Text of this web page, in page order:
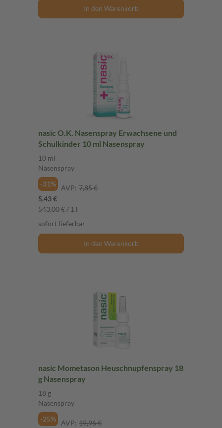
In den Warenkorb
nasic O.K. Nasenspray Erwachsene und
Schulkinder 10 ml Nasenspray
10 ml
Nasenspray
-31% AVP: 7,85 €
5,43 €
543,00 € / 1 l
sofort lieferbar
In den Warenkorb
nasic Mometason Heuschnupfenspray 18
g Nasenspray
18 g
Nasenspray
-25% AVP: 19,96 €